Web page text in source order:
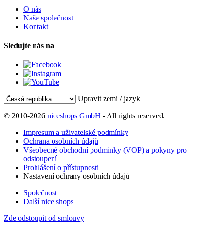
O nás
Naše společnost
Kontakt
Sledujte nás na
Upravit zemi / jazyk
© 2010-2026 niceshops GmbH - All rights reserved.
Impresum a uživatelské podmínky
Ochrana osobních údajů
Všeobecné obchodní podmínky (VOP) a pokyny pro
odstoupení
Prohlášení o přístupnosti
Nastavení ochrany osobních údajů
Společnost
Další nice shops
Zde odstoupit od smlouvy